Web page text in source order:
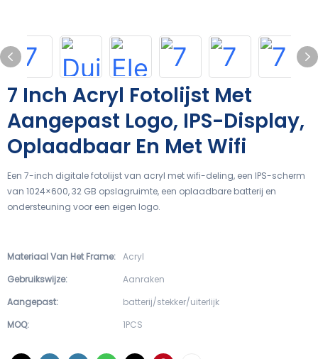
7 Inch Acryl Fotolijst Met
Aangepast Logo, IPS-Display,
Oplaadbaar En Met Wifi
Een 7-inch digitale fotolijst van acryl met wifi-deling, een IPS-scherm
van 1024×600, 32 GB opslagruimte, een oplaadbare batterij en
ondersteuning voor een eigen logo.
Materiaal Van Het Frame: Acryl
Gebruikswijze:
Aanraken
Aangepast:
batterij/stekker/uiterlijk
MOQ:
1PCS